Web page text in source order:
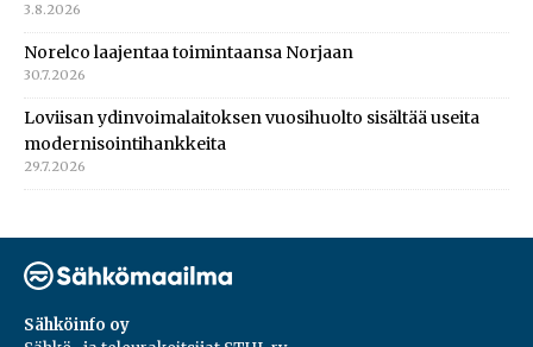
3.8.2026
Norelco laajentaa toimintaansa Norjaan
30.7.2026
Loviisan ydinvoimalaitoksen vuosihuolto sisältää useita
modernisointihankkeita
29.7.2026
Sähköinfo oy